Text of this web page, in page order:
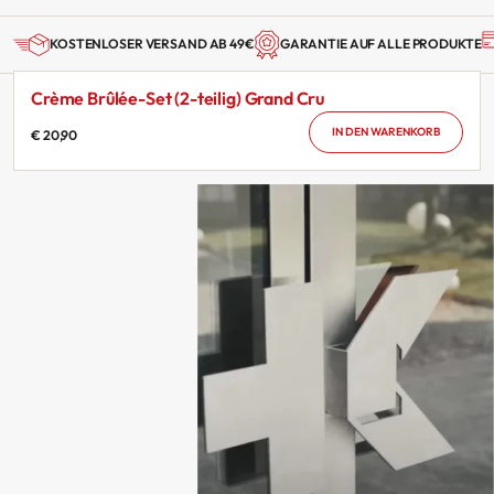
Crème Brûlée-Set (2-teilig) Grand Cru
€ 20,90 IN DEN WARENKORB
KOSTENLOSER VERSAND AB 49€ GARANTIE AUF ALLE PRODUKTE